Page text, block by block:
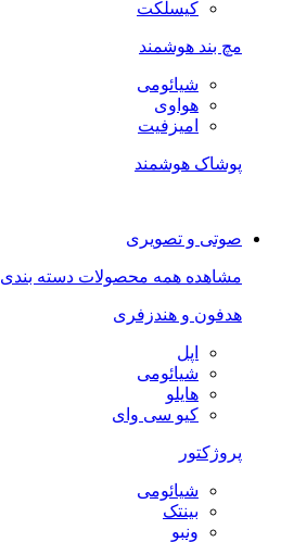
کیسلکت
مچ بند هوشمند
شیائومی
هواوی
امیزفیت
پوشاک هوشمند
صوتی و تصویری
مشاهده همه محصولات دسته بندی
هدفون و هندزفری
اپل
شیائومی
هایلو
کیو سی وای
پروژکتور
شیائومی
بینتک
ونبو